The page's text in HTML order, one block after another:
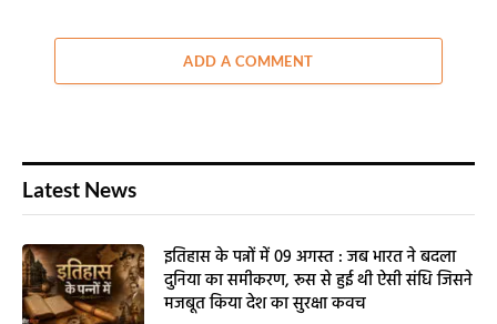
ADD A COMMENT
Latest News
इतिहास के पन्नों में 09 अगस्त : जब भारत ने बदला
दुनिया का समीकरण, रूस से हुई थी ऐसी संधि जिसने
मजबूत किया देश का सुरक्षा कवच